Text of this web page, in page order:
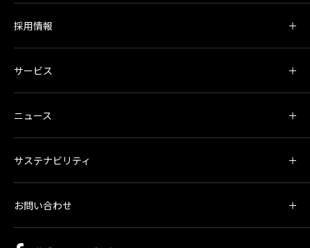
採用情報
サービス
ニュース
サステナビリティ
お問い合わせ